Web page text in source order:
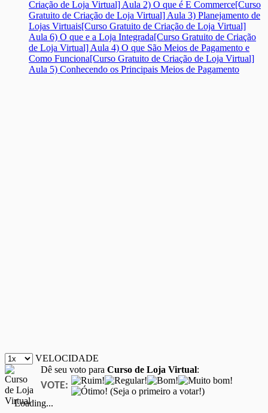
Criação de Loja Virtual] Aula 2) O que é E Commerce[Curso
Gratuito de Criação de Loja Virtual] Aula 3) Planejamento de
Lojas Virtuais[Curso Gratuito de Criação de Loja Virtual]
Aula 6) O que e a Loja Integrada[Curso Gratuito de Criação
de Loja Virtual] Aula 4) O que São Meios de Pagamento e
Como Funciona[Curso Gratuito de Criação de Loja Virtual]
Aula 5) Conhecendo os Principais Meios de Pagamento
VELOCIDADE
Dê seu voto para Curso de Loja Virtual:
VOTE:
(Seja o primeiro a votar!)
Loading...